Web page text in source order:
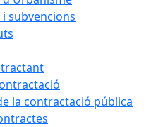
subvencions
la contractació pública